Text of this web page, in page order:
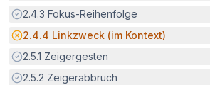
Erfüllt:
2.4.3 Fokus-Reihenfolge
Potenzielle Barriere:
2.4.4 Linkzweck (im Kontext)
Erfüllt:
2.5.1 Zeigergesten
Erfüllt:
2.5.2 Zeigerabbruch